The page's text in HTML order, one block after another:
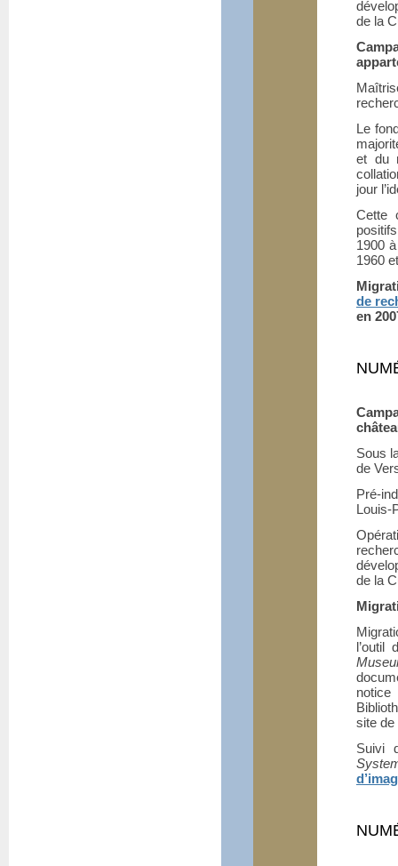
de la
Le
et du
jour
Cette
1900
1960
de
en
Sous
de
Pré-
Louis-
de la
l’outil
site de
Suivi